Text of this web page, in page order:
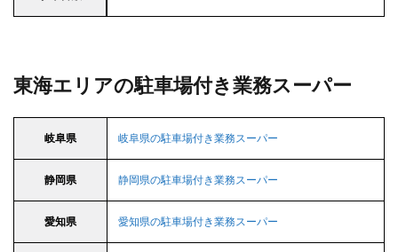
東海エリアの駐車場付き業務スーパー
岐阜県 岐阜県の駐車場付き業務スーパー
静岡県 静岡県の駐車場付き業務スーパー
愛知県 愛知県の駐車場付き業務スーパー